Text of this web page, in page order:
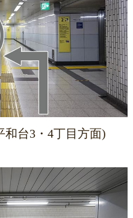
和台3・4丁目方面)